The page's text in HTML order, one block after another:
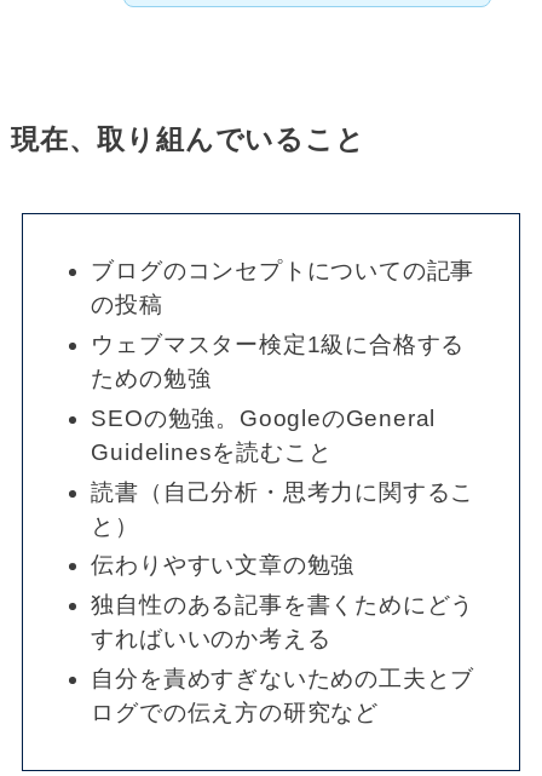
現在、取り組んでいること
ブログのコンセプトについての記事
の投稿
ウェブマスター検定1級に合格する
ための勉強
SEOの勉強。GoogleのGeneral
Guidelinesを読むこと
読書（自己分析・思考力に関するこ
と）
伝わりやすい文章の勉強
独自性のある記事を書くためにどう
すればいいのか考える
自分を責めすぎないための工夫とブ
ログでの伝え方の研究など